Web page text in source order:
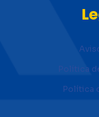
Política
Política